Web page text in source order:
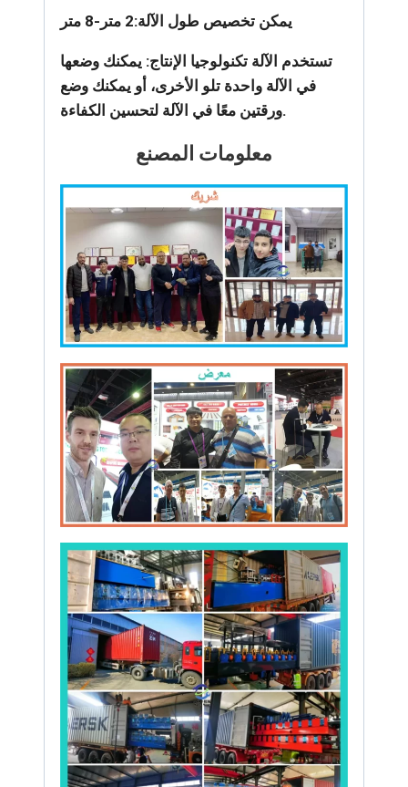
يمكن تخصيص طول الآلة:2 متر-8 متر
تستخدم الآلة تكنولوجيا الإنتاج: يمكنك وضعها
في الآلة واحدة تلو الأخرى، أو يمكنك وضع
ورقتين معًا في الآلة لتحسين الكفاءة.
معلومات المصنع